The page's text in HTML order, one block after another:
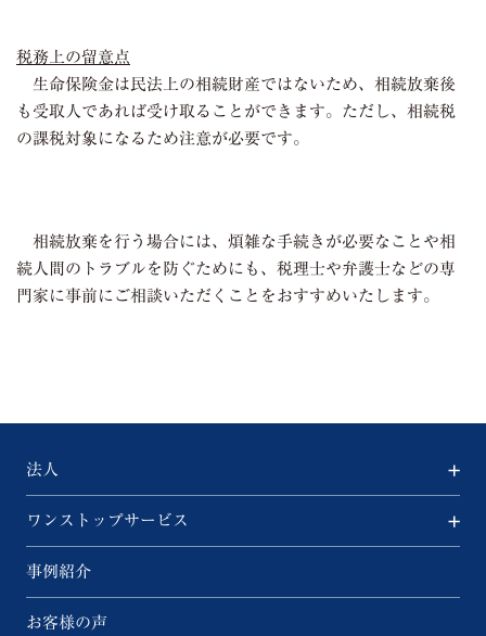
税務上の留意点
生命保険金は民法上の相続財産ではないため、相続放棄後
も受取人であれば受け取ることができます。ただし、相続税
の課税対象になるため注意が必要です。
相続放棄を行う場合には、煩雑な手続きが必要なことや相
続人間のトラブルを防ぐためにも、税理士や弁護士などの専
門家に事前にご相談いただくことをおすすめいたします。
法人
ワンストップサービス
事例紹介
お客様の声